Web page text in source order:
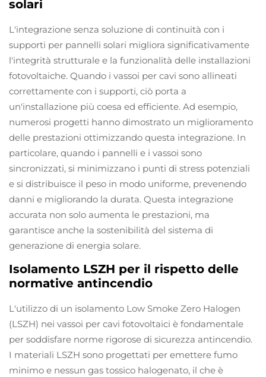
solari
L'integrazione senza soluzione di continuità con i
supporti per pannelli solari migliora significativamente
l'integrità strutturale e la funzionalità delle installazioni
fotovoltaiche. Quando i vassoi per cavi sono allineati
correttamente con i supporti, ciò porta a
un'installazione più coesa ed efficiente. Ad esempio,
numerosi progetti hanno dimostrato un miglioramento
delle prestazioni ottimizzando questa integrazione. In
particolare, quando i pannelli e i vassoi sono
sincronizzati, si minimizzano i punti di stress potenziali
e si distribuisce il peso in modo uniforme, prevenendo
danni e migliorando la durata. Questa integrazione
accurata non solo aumenta le prestazioni, ma
garantisce anche la sostenibilità del sistema di
generazione di energia solare.
Isolamento LSZH per il rispetto delle
normative antincendio
L'utilizzo di un isolamento Low Smoke Zero Halogen
(LSZH) nei vassoi per cavi fotovoltaici è fondamentale
per soddisfare norme rigorose di sicurezza antincendio.
I materiali LSZH sono progettati per emettere fumo
minimo e nessun gas tossico halogenato, il che è